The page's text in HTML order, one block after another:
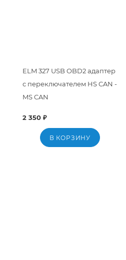
ELM 327 USB OBD2 адаптер
с переключателем HS CAN -
MS CAN
2 350 ₽
В КОРЗИНУ